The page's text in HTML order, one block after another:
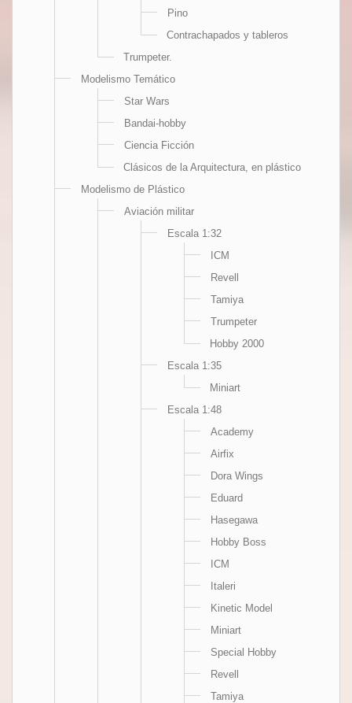
Pino
Contrachapados y tableros
Trumpeter.
Modelismo Temático
Star Wars
Bandai-hobby
Ciencia Ficción
Clásicos de la Arquitectura, en plástico
Modelismo de Plástico
Aviación militar
Escala 1:32
ICM
Revell
Tamiya
Trumpeter
Hobby 2000
Escala 1:35
Miniart
Escala 1:48
Academy
Airfix
Dora Wings
Eduard
Hasegawa
Hobby Boss
ICM
Italeri
Kinetic Model
Miniart
Special Hobby
Revell
Tamiya